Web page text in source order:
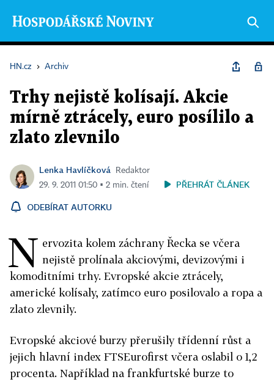
HN.cz › Archiv
Trhy nejistě kolísají. Akcie
mírně ztrácely, euro posílilo a
zlato zlevnilo
Lenka Havlíčková
Redaktor
29. 9. 2011 01:50 ▪ 2 min. čtení
PŘEHRÁT ČLÁNEK
ODEBÍRAT AUTORKU
N ervozita kolem záchrany Řecka se včera
nejistě prolínala akciovými, devizovými i
komoditními trhy. Evropské akcie ztrácely,
americké kolísaly, zatímco euro posilovalo a ropa a
zlato zlevnily.
Evropské akciové burzy přerušily třídenní růst a
jejich hlavní index FTSEurofirst včera oslabil o 1,2
procenta. Například na frankfurtské burze to